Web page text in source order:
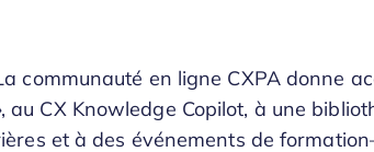
communauté en ligne CXPA donne
au CX Knowledge Copilot, à une
et à des événements de